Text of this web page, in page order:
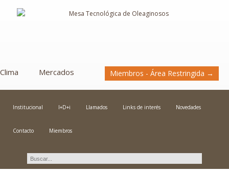
Clima Mercados Miembros - Área Restringida →
Institucional I+D+i Llamados Links de interés Novedades
Contacto Miembros